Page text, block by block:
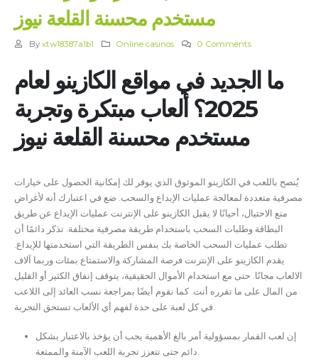
مستخدم محسنة القلعة نيوز
By xtw18387a1b1 Online casinos 0 Comments
ما الجديد في مواقع الكازينو لعام
2025؟ ألعاب مبتكرة وتجربة
مستخدم محسنة القلعة نيوز
يُنصح باللعب في الكازينو الموثوق الذي يوفر لك إمكانية الحصول على خيارات
مصرفية متعددة لمعالجة عمليات الإيداع والسحب. ضع في اعتبارك أنه لأغراض
منع الاحتيال، أحيانًا لا يقبل الكازينو على الإنترنت عمليات الإيداع عن طريق
البطاقة وطلبات السحب باستخدام طريقة مصرفية مختلفة. تذكر دائمًا أن
تطلب عمليات السحب الخاصة بك بنفس الطريقة التي استخدمتها للإيداع.
يقدم الكازينو على الإنترنت فرصة المشاركة والاستمتاع بمئات وربما آلاف
الالعاب مجانًا. حتى مع استخدام الأموال الحقيقية، يتوقف إنفاق الكثير أو القليل
من المال على ما تقرره أنت. كما نقوم أيضًا بمراجعة نسب العائد إلى اللاعب
إن لعب القمار بمسؤولية أمر بالغ الأهمية يجب أن يؤخذ بالاعتبار بشكل